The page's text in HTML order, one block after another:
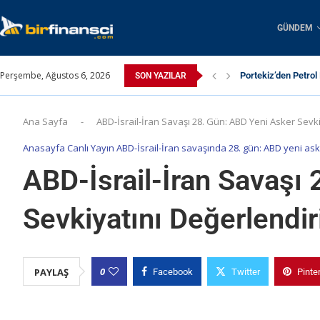
GÜNDEM
Perşembe, Ağustos 6, 2026 SON YAZILAR Portekiz’den Petrol
6. Dünya Enerji
Yenilenebilir
Uluç Hukuk:
Ankara’da Tarihi
EIA Raporu:
Enda Enerji’nin
Arabanız
Yılın Set Aşkı
Ana Sayfa - ABD-İsrail-İran Savaşı 28. Gün: ABD Yeni Asker
Anasayfa Canlı Yayın ABD-İsrail-İran savaşında 28. gün: ABD yeni
ABD-İsrail-İran Savaşı
Sevkiyatını
PAYLAŞ 0 Facebook Twitter